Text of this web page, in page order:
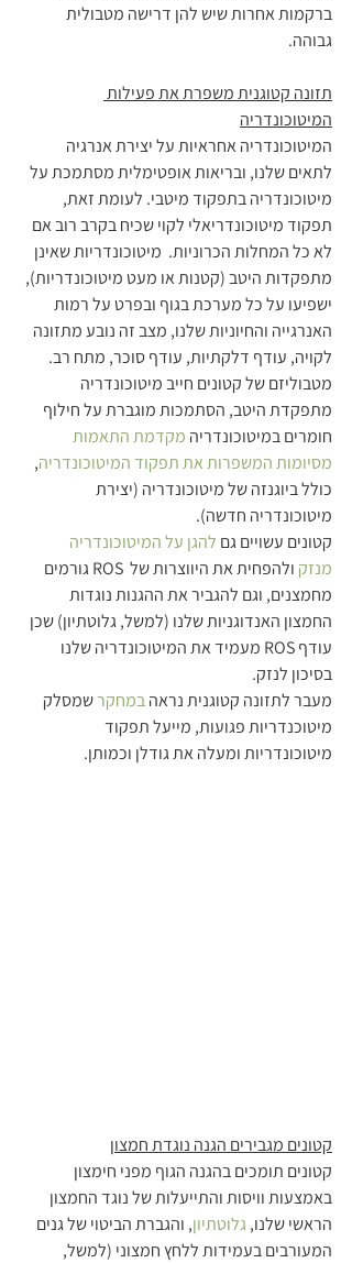
ברקמות אחרות שיש להן דרישה מטבולית
גבוהה.
תזונה קטוגנית משפרת את פעילות
המיטוכונדריה
המיטוכונדריה אחראיות על יצירת אנרגיה
לתאים שלנו, ובריאות אופטימלית מסתמכת על
מיטוכונדריה בתפקוד מיטבי. לעומת זאת,
תפקוד מיטוכונדריאלי לקוי שכיח בקרב רוב אם
לא כל המחלות הכרוניות.  מיטוכונדריות שאינן
מתפקדות היטב (קטנות או מעט מיטוכונדריות),
ישפיעו על כל מערכת בגוף ובפרט על רמות
האנרגייה והחיוניות שלנו, מצב זה נובע מתזונה
לקויה, עודף דלקתיות, עודף סוכר, מתח רב.
מטבוליזם של קטונים חייב מיטוכונדריה
מתפקדת היטב, הסתמכות מוגברת על חילוף
חומרים במיטוכונדריה מקדמת התאמות
מסיומות המשפרות את תפקוד המיטוכונדריה,
כולל ביוגנזה של מיטוכונדריה (יצירת
מיטוכונדריה חדשה).
קטונים עשויים גם להגן על המיטוכונדריה
מנזק
ולהפחית את היווצרות של  ROS גורמים
מחמצנים, וגם להגביר את ההגנות נוגדות
החמצון האנדוגניות שלנו (למשל, גלוטתיון) שכן
עודף ROS מעמיד את המיטוכונדריה שלנו
בסיכון לנזק.
מעבר לתזונה קטוגנית נראה במחקר שמסלק
מיטוכנדריות פגועות, מייעל תפקוד
מיטוכונדריות ומעלה את גודלן וכמותן.
קטונים מגבירים הגנה נוגדת חמצון
קטונים תומכים בהגנה הגוף מפני חימצון
באמצעות וויסות והתייעלות של נוגד החמצון
הראשי שלנו, גלוטתיון, והגברת הביטוי של גנים
המעורבים בעמידות ללחץ חמצוני (למשל,